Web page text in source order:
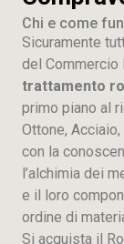
Chi e come
Sicuramente
del Commercio
trattamento
primo piano al
Ottone,
con la
l’alchimia dei
e il loro
ordine di
Si acquista il